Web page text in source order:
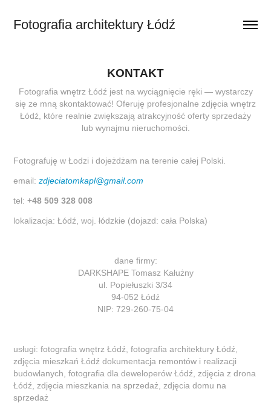
Fotografia architektury Łódź
KONTAKT
Fotografia wnętrz Łódź jest na wyciągnięcie ręki — wystarczy
się ze mną skontaktować! Oferuję profesjonalne zdjęcia wnętrz
Łódź, które realnie zwiększają atrakcyjność oferty sprzedaży
lub wynajmu nieruchomości.
Fotografuję w Łodzi i dojeżdżam na terenie całej Polski.
email:zdjeciatomkapl@gmail.com
tel:+48 509 328 008
lokalizacja: Łódź, woj. łódzkie (dojazd: cała Polska)
dane firmy:
DARKSHAPE Tomasz Kałużny
ul. Popiełuszki 3/34
94-052 Łódź
NIP: 729-260-75-04
usługi: fotografia wnętrz Łódź, fotografia architektury Łódź,
zdjęcia mieszkań Łódź dokumentacja remontów i realizacji
budowlanych, fotografia dla deweloperów Łódź, zdjęcia z drona
Łódź, zdjęcia mieszkania na sprzedaż, zdjęcia domu na
sprzedaż